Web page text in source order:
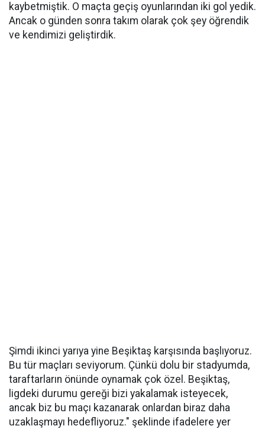
kaybetmiştik. O maçta geçiş oyunlarından iki gol yedik.
Ancak o günden sonra takım olarak çok şey öğrendik
ve kendimizi geliştirdik.
Şimdi ikinci yarıya yine Beşiktaş karşısında başlıyoruz.
Bu tür maçları seviyorum. Çünkü dolu bir stadyumda,
taraftarların önünde oynamak çok özel. Beşiktaş,
ligdeki durumu gereği bizi yakalamak isteyecek,
ancak biz bu maçı kazanarak onlardan biraz daha
uzaklaşmayı hedefliyoruz." şeklinde ifadelere yer